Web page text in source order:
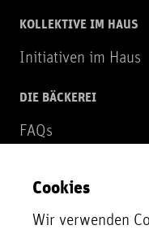
KOLLEKTIVE IM HAUS
Initiativen im Haus
DIE BÄCKEREI
FAQs
NEWSLETTER
Zur Newsletter
Cookies
Wir verwenden